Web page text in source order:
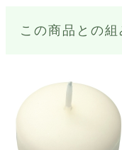
この商品との